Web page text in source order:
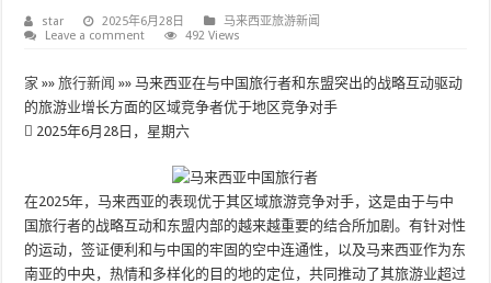
star 2025年6月28日
马来西亚旅游新闻
Leave a comment
492 Views
家 »» 旅行新闻 »» 马来西亚在与中国旅行者和东盟突出的战略互动驱动
的旅游业增长方面的区域竞争者优于地区竞争对手
2025年6月28日，星期六
在2025年，马来西亚的表现优于其区域旅游竞争对手，这是由于与中
国旅行者的战略互动和东盟内部的越来越重要的结合所加剧。有针对性
的运动，签证便利和与中国的牢固的空中连通性，以及马来西亚作为东
南亚的中央，热情和多样化的目的地的定位，共同推动了其旅游业超过